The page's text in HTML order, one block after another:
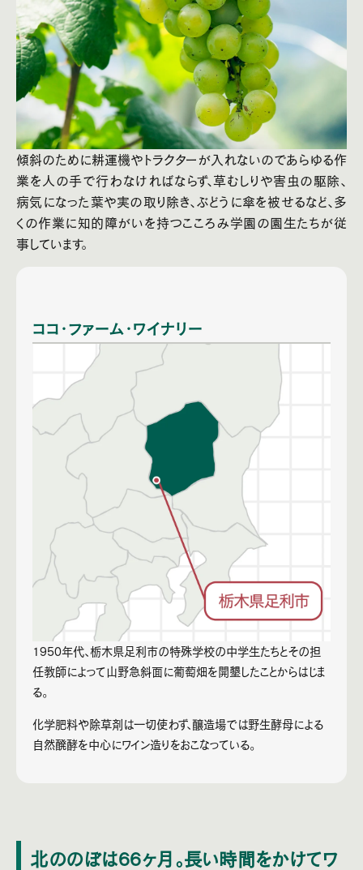
傾斜のために耕運機やトラクターが入れないのであらゆる作
業を人の手で行わなければならず、草むしりや害虫の駆除、
病気になった葉や実の取り除き、ぶどうに傘を被せるなど、多
くの作業に知的障がいを持つこころみ学園の園生たちが従
事しています。
ココ・ファーム・ワイナリー
1950年代、栃木県足利市の特殊学校の中学生たちとその担
任教師によって山野急斜面に葡萄畑を開墾したことからはじま
る。
化学肥料や除草剤は一切使わず、醸造場では野生酵母による
自然醗酵を中心にワイン造りをおこなっている。
北ののぼは66ヶ月。長い時間をかけてワ